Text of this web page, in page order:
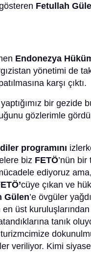
Fetullah
Endonezya
yönetimi de
karşı çıktı.
bir gezide
gözlerimle
programını
biz FETÖ’nün
ediyoruz ama,
cüye çıkan ve
Gülen’e övgüler
üst
tanık
veriliyor. Kimi